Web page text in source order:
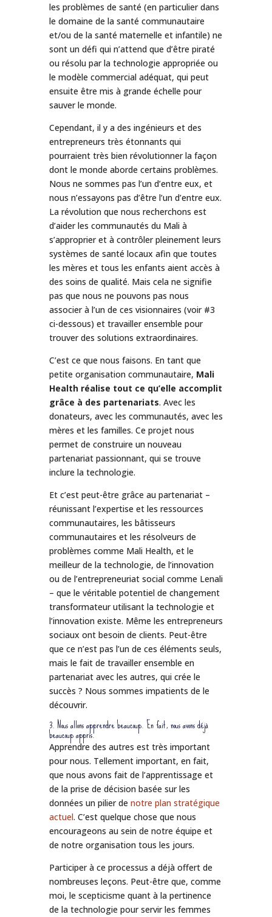
les problèmes de santé (en particulier dans
le domaine de la santé communautaire
et/ou de la santé maternelle et infantile) ne
sont un défi qui n’attend que d’être piraté
ou résolu par la technologie appropriée ou
le modèle commercial adéquat, qui peut
ensuite être mis à grande échelle pour
sauver le monde.
Cependant, il y a des ingénieurs et des
entrepreneurs très étonnants qui
pourraient très bien révolutionner la façon
dont le monde aborde certains problèmes.
Nous ne sommes pas l’un d’entre eux, et
nous n’essayons pas d’être l’un d’entre eux.
La révolution que nous recherchons est
d’aider les communautés du Mali à
s’approprier et à contrôler pleinement leurs
systèmes de santé locaux afin que toutes
les mères et tous les enfants aient accès à
des soins de qualité. Mais cela ne signifie
pas que nous ne pouvons pas nous
associer à l’un de ces visionnaires (voir #3
ci-dessous) et travailler ensemble pour
trouver des solutions extraordinaires.
C’est ce que nous faisons. En tant que
petite organisation communautaire, Mali
Health réalise tout ce qu’elle accomplit
grâce à des partenariats. Avec les
donateurs, avec les communautés, avec les
mères et les familles. Ce projet nous
permet de construire un nouveau
partenariat passionnant, qui se trouve
inclure la technologie.
Et c’est peut-être grâce au partenariat –
réunissant l’expertise et les ressources
communautaires, les bâtisseurs
communautaires et les résolveurs de
problèmes comme Mali Health, et le
meilleur de la technologie, de l’innovation
ou de l’entrepreneuriat social comme Lenali
– que le véritable potentiel de changement
transformateur utilisant la technologie et
l’innovation existe. Même les entrepreneurs
sociaux ont besoin de clients. Peut-être
que ce n’est pas l’un de ces éléments seuls,
mais le fait de travailler ensemble en
partenariat avec les autres, qui crée le
succès ? Nous sommes impatients de le
découvrir.
3. Nous allons apprendre beaucoup. En fait, nous avons déjà
beaucoup appris.
Apprendre des autres est très important
pour nous. Tellement important, en fait,
que nous avons fait de l’apprentissage et
de la prise de décision basée sur les
données un pilier de notre plan stratégique
actuel. C’est quelque chose que nous
encourageons au sein de notre équipe et
de notre organisation tous les jours.
Participer à ce processus a déjà offert de
nombreuses leçons. Peut-être que, comme
moi, le scepticisme quant à la pertinence
de la technologie pour servir les femmes